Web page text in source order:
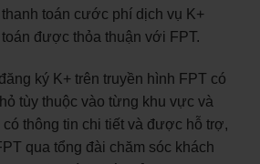
toán cước phí dịch vụ K+
được thỏa thuận với FPT.
ký K+ trên truyền hình FPT có
tùy thuộc vào từng khu vực và
thông tin chi tiết và được hỗ trợ,
qua tổng đài chăm sóc khách